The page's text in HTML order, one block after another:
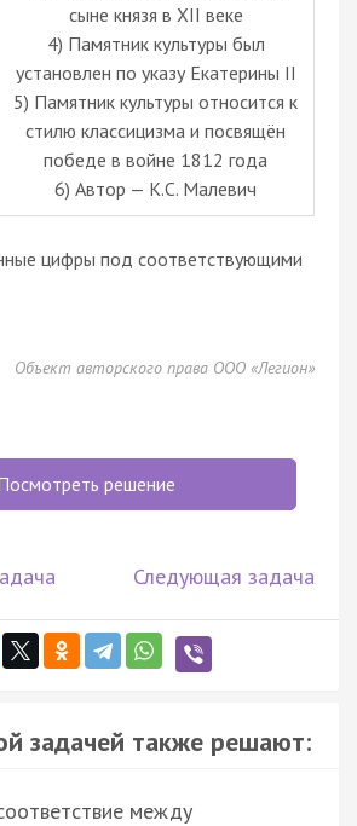
сыне князя в XII веке
4) Памятник культуры был
установлен по указу Екатерины II
5) Памятник культуры относится к
стилю классицизма и посвящён
победе в войне 1812 года
6) Автор — К.С. Малевич
цифры под соответствующими
Объект авторского права ООО «Легион»
решение
Следующая задача
задачей также решают:
между